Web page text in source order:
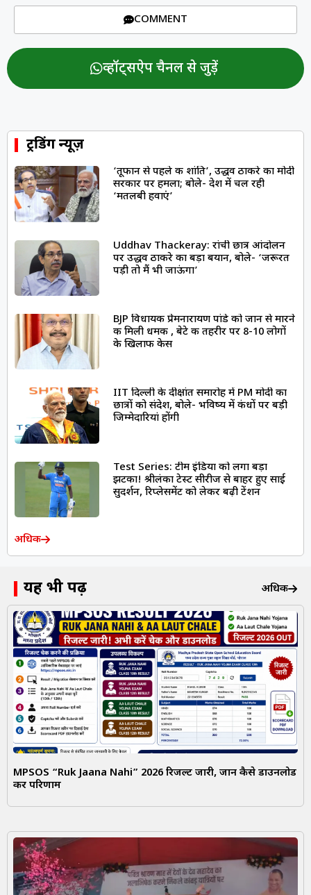
COMMENT
व्हॉट्सऐप चैनल से जुड़ें
ट्रेंडिंग न्यूज़
‘तूफान से पहले की शांति’, उद्धव ठाकरे का मोदी
सरकार पर हमला; बोले- देश में चल रही
‘मतलबी हवाएं’
Uddhav Thackeray: रांची छात्र आंदोलन
पर उद्धव ठाकरे का बड़ा बयान, बोले- ‘जरूरत
पड़ी तो मैं भी जाऊंगा’
BJP विधायक प्रेमनारायण पांडे को जान से मारने
की मिली धमकी , बेटे की तहरीर पर 8-10 लोगों
के खिलाफ केस
IIT दिल्ली के दीक्षांत समारोह में PM मोदी का
छात्रों को संदेश, बोले- भविष्य में कंधों पर बड़ी
जिम्मेदारियां होंगी
Test Series: टीम इंडिया को लगा बड़ा
झटका! श्रीलंका टेस्ट सीरीज से बाहर हुए साई
सुदर्शन, रिप्लेसमेंट को लेकर बढ़ी टेंशन
अधिक
यह भी पढ़ें अधिक
MPSOS “Ruk Jaana Nahi” 2026 रिजल्ट जारी, जानें कैसे डाउनलोड
करें परिणाम